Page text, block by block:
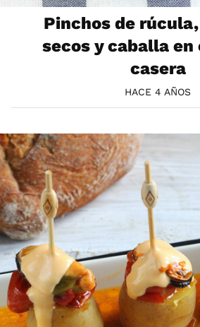
Pinchos de
secos y caballa en
casera
HACE 4 AÑOS